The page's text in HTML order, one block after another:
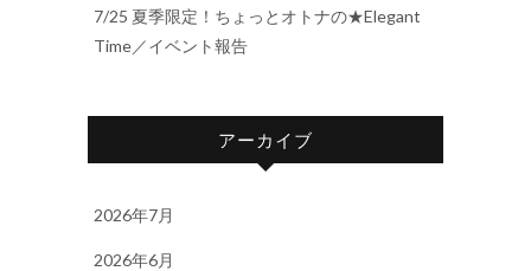
7/25 夏季限定！ちょっとオトナの★Elegant
Time／イベント報告
アーカイブ
2026年7月
2026年6月